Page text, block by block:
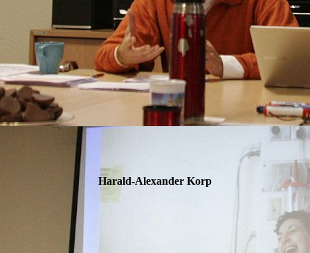
Harald-Alexander Korp